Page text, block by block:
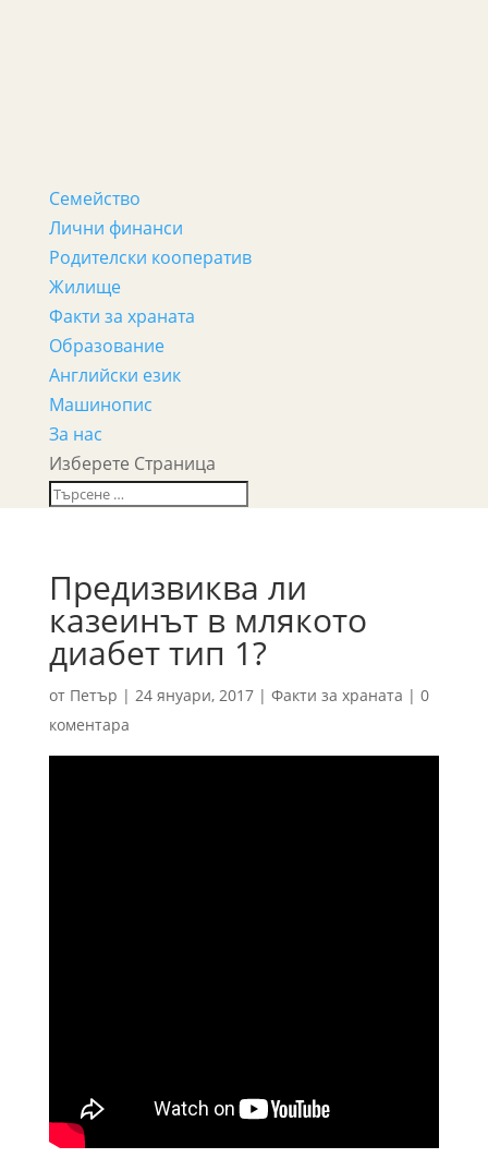
Семейство
Лични финанси
Родителски кооператив
Жилище
Факти за храната
Образование
Английски език
Машинопис
За нас
Изберете Страница
Предизвиква ли
казеинът в млякото
диабет тип 1?
от Петър | 24 януари, 2017| Факти за храната | 0
коментара